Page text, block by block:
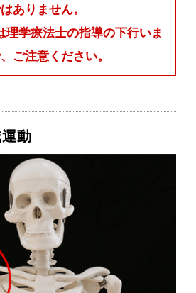
ありません。
理学療法士の指導の下行いま
ご注意ください。
動